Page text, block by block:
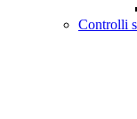
Controlli